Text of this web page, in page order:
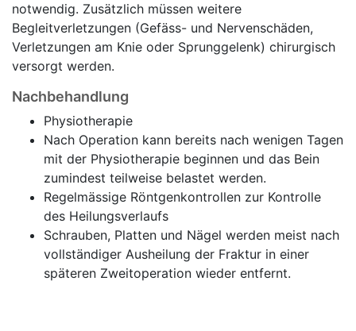
notwendig. Zusätzlich müssen weitere
Begleitverletzungen (Gefäss- und Nervenschäden,
Verletzungen am Knie oder Sprunggelenk) chirurgisch
versorgt werden.
Nachbehandlung
Physiotherapie
Nach Operation kann bereits nach wenigen Tagen
mit der Physiotherapie beginnen und das Bein
zumindest teilweise belastet werden.
Regelmässige Röntgenkontrollen zur Kontrolle
des Heilungsverlaufs
Schrauben, Platten und Nägel werden meist nach
vollständiger Ausheilung der Fraktur in einer
späteren Zweitoperation wieder entfernt.